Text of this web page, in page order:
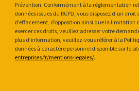
Prévention. Conformément à la réglementation
données issues du RGPD, vous disposez d’un droit
d’effacement, d’opposition ainsi que la limitation
exercer ces droits, veuillez adresser votre
plus d’information, veuillez-vous référer à la
données à caractère personnel disponible sur le
entreprises.fr/mentions-legales/.